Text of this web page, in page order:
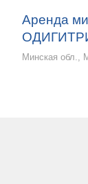
Аренда
Минская обл.,